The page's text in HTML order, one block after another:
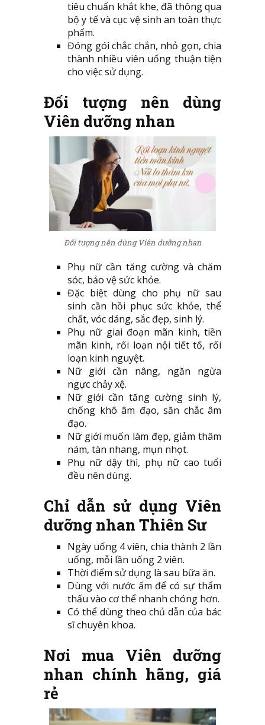
tiêu chuẩn khắt khe, đã thông qua
bộ y tế và cục vệ sinh an toàn thực
phẩm.
Đóng gói chắc chắn, nhỏ gọn, chia
thành nhiều viên uống thuận tiện
cho việc sử dụng.
Đối tượng nên dùng
Viên dưỡng nhan
Đối tượng nên dùng Viên dưỡng nhan
Phụ nữ cần tăng cường và chăm
sóc, bảo vệ sức khỏe.
Đặc biệt dùng cho phụ nữ sau
sinh cần hồi phục sức khỏe, thể
chất, vóc dáng, sắc đẹp, sinh lý.
Phụ nữ giai đoạn mãn kinh, tiền
mãn kinh, rối loạn nội tiết tố, rối
loạn kinh nguyệt.
Nữ giới cần nâng, ngăn ngừa
ngực chảy xệ.
Nữ giới cần tăng cường sinh lý,
chống khô âm đạo, săn chắc âm
đạo.
Nữ giới muốn làm đẹp, giảm thâm
nám, tàn nhang, mụn nhọt.
Phụ nữ dậy thì, phụ nữ cao tuổi
đều nên dùng.
Chỉ dẫn sử dụng Viên
dưỡng nhan Thiên Sư
Ngày uống 4 viên, chia thành 2 lần
uống, mỗi lần uống 2 viên.
Thời điểm sử dụng là sau bữa ăn.
Dùng với nước ấm để có sự thẩm
thấu vào cơ thể nhanh chóng hơn.
Có thể dùng theo chủ dẫn của bác
sĩ chuyên khoa.
Nơi mua Viên dưỡng
nhan chính hãng, giá
rẻ